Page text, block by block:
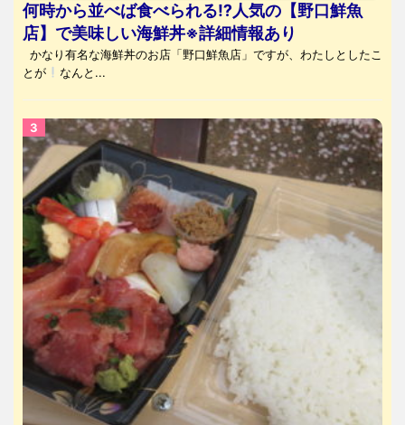
何時から並べば食べられる⁉人気の【野口鮮魚
店】で美味しい海鮮丼※詳細情報あり
かなり有名な海鮮丼のお店「野口鮮魚店」ですが、わたしとしたこ
とが
なんと...